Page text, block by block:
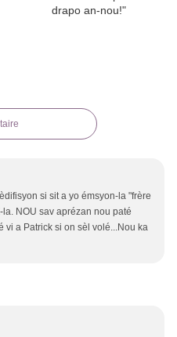
si sit a yo émsyon-la "frère
NOU sav aprézan nou paté
vi a Patrick si on sèl volé...Nou ka